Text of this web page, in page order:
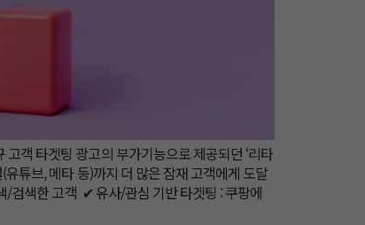
객 타겟팅 광고의 부가기능으로 제공되던 ‘리타
튜브, 메타 등)까지 더 많은 잠재 고객에게 도달
/검색한 고객 ✔ 유사/관심 기반 타겟팅 : 쿠팡에